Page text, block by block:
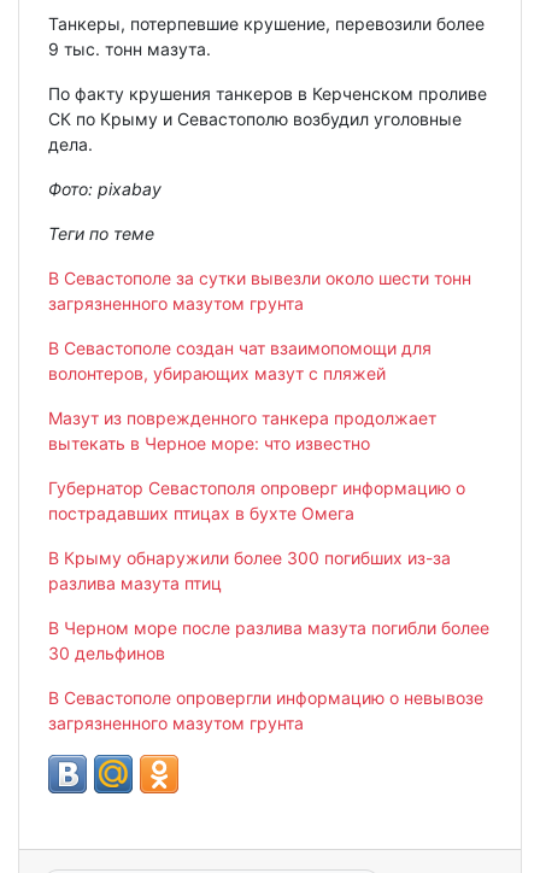
Танкеры, потерпевшие крушение, перевозили более
9 тыс. тонн мазута.
По факту крушения танкеров в Керченском проливе
СК по Крыму и Севастополю возбудил уголовные
дела.
Фото: pixabay
Теги по теме
В Севастополе за сутки вывезли около шести тонн
загрязненного мазутом грунта
В Севастополе создан чат взаимопомощи для
волонтеров, убирающих мазут с пляжей
Мазут из поврежденного танкера продолжает
вытекать в Черное море: что известно
Губернатор Севастополя опроверг информацию о
пострадавших птицах в бухте Омега
В Крыму обнаружили более 300 погибших из-за
разлива мазута птиц
В Черном море после разлива мазута погибли более
30 дельфинов
В Севастополе опровергли информацию о невывозе
загрязненного мазутом грунта